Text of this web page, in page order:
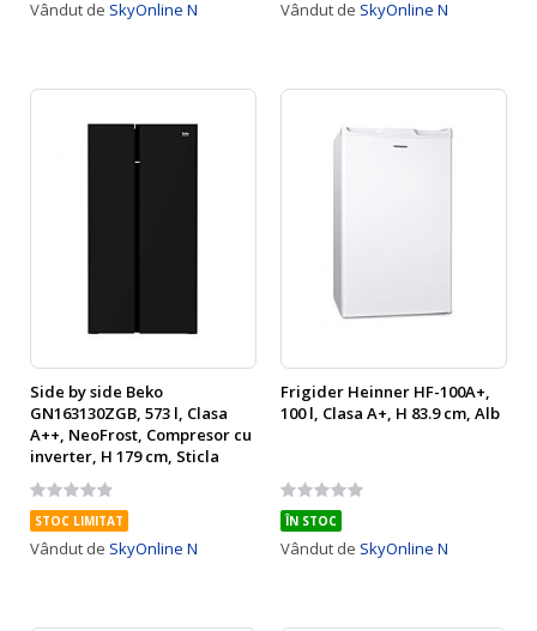
Vândut de SkyOnline N Vândut de SkyOnline N
Side by side Beko
GN163130ZGB, 573 l, Clasa
A++, NeoFrost, Compresor cu
inverter, H 179 cm, Sticla
neagra
Rating:
0%
STOC LIMITAT
Vândut de SkyOnline N
Frigider Heinner HF-100A+,
100 l, Clasa A+, H 83.9 cm, Alb
Rating:
0%
ÎN STOC
Vândut de SkyOnline N